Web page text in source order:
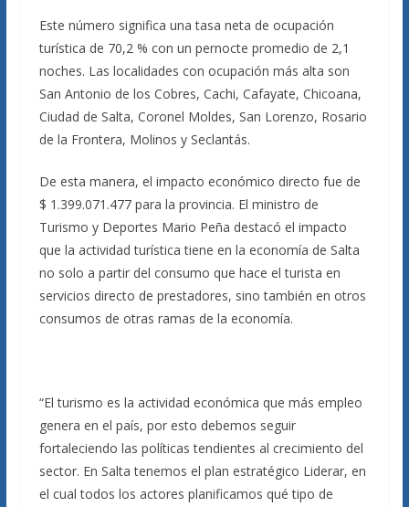
Este número significa una tasa neta de ocupación
turística de 70,2 % con un pernocte promedio de 2,1
noches. Las localidades con ocupación más alta son
San Antonio de los Cobres, Cachi, Cafayate, Chicoana,
Ciudad de Salta, Coronel Moldes, San Lorenzo, Rosario
de la Frontera, Molinos y Seclantás.
De esta manera, el impacto económico directo fue de
$ 1.399.071.477 para la provincia. El ministro de
Turismo y Deportes Mario Peña destacó el impacto
que la actividad turística tiene en la economía de Salta
no solo a partir del consumo que hace el turista en
servicios directo de prestadores, sino también en otros
consumos de otras ramas de la economía.
“El turismo es la actividad económica que más empleo
genera en el país, por esto debemos seguir
fortaleciendo las políticas tendientes al crecimiento del
sector. En Salta tenemos el plan estratégico Liderar, en
el cual todos los actores planificamos qué tipo de